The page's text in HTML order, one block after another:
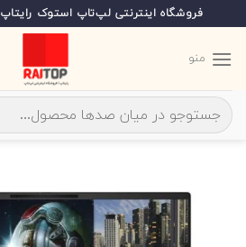
to
content
فروشگاه اینترنتی لپ‌تاپ استوک رایتاپ
منو
جستجو
برای: